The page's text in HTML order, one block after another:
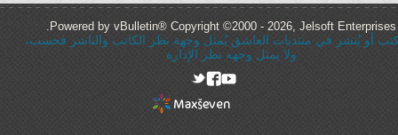
Powered by vBulletin® Copyright ©2000 - 2026, Jelsoft Enterprises
أو يُنشر في منتديات العاشق يُمثل وجهة نظر الكاتب والناشر فحسب،
ولا يمثل وجهه نظر الإدارة